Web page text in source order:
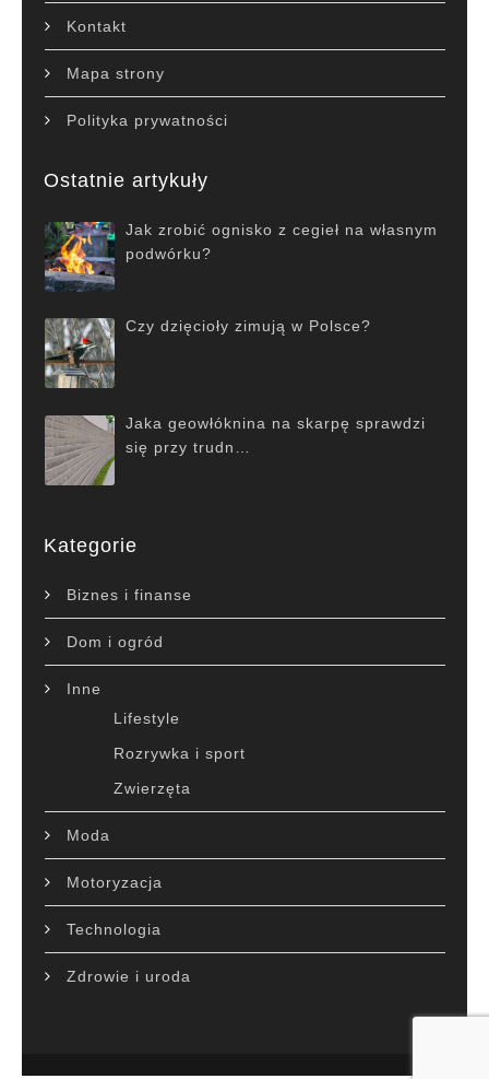
Kontakt
Mapa strony
Polityka prywatności
Ostatnie artykuły
Jak zrobić ognisko z cegieł na własnym
podwórku?
Czy dzięcioły zimują w Polsce?
Jaka geowłóknina na skarpę sprawdzi
się przy trudn…
Kategorie
Biznes i finanse
Dom i ogród
Inne
Lifestyle
Rozrywka i sport
Zwierzęta
Moda
Motoryzacja
Technologia
Zdrowie i uroda